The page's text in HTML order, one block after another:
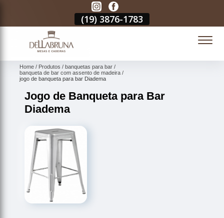
(19) 3876-1783
Home Produtos
banquetas para bar
banqueta de bar com assento de madeira
jogo de banqueta para bar Diadema
Jogo de Banqueta para Bar
Diadema